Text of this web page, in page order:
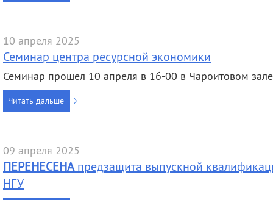
10 апреля 2025
Семинар центра ресурсной экономики
Семинар прошел 10 апреля в 16-00 в Чароитовом зале
Читать дальше
09 апреля 2025
ПЕРЕНЕСЕНАпредзащита выпускной
НГУ